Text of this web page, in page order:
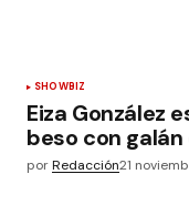
SHOWBIZ
Eiza González
beso con
porRedacción21